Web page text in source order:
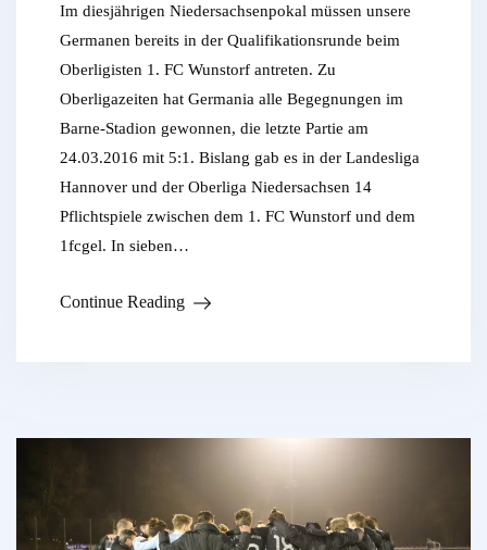
Im diesjährigen Niedersachsenpokal müssen unsere
Germanen bereits in der Qualifikationsrunde beim
Oberligisten 1. FC Wunstorf antreten. Zu
Oberligazeiten hat Germania alle Begegnungen im
Barne-Stadion gewonnen, die letzte Partie am
24.03.2016 mit 5:1. Bislang gab es in der Landesliga
Hannover und der Oberliga Niedersachsen 14
Pflichtspiele zwischen dem 1. FC Wunstorf und dem
1fcgel. In sieben…
Continue Reading